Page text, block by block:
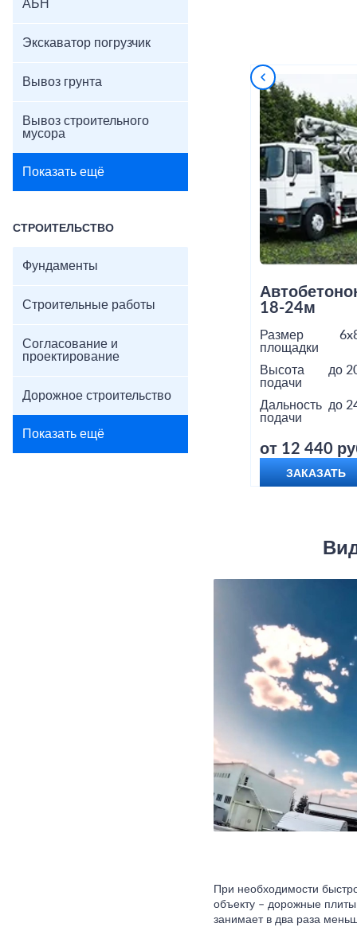
АБН
Экскаватор погрузчик
Вывоз грунта
Вывоз строительного
мусора
Показать ещё
СТРОИТЕЛЬСТВО
Фундаменты
Строительные работы
Согласование и
проектирование
Дорожное строительство
Показать ещё
18-24м
Размер
площадки
Высота
подачи
до
Дальность
подачи
до
от 12 440
ЗАКАЗАТЬ
При необходимости
объекту – дорожные
занимает в два раза